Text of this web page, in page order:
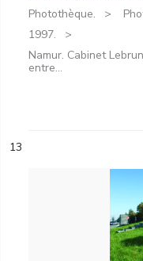
Photothèque.
1997.
Namur. Cabinet
entre...
13